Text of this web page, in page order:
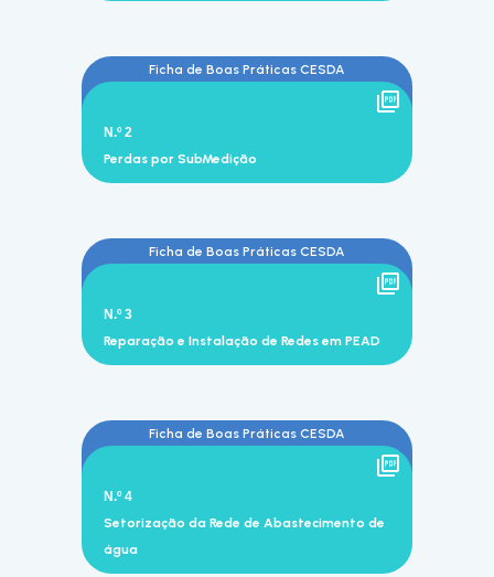
Ficha de Boas Práticas CESDA
N.º 2
Perdas por SubMedição
Ficha de Boas Práticas CESDA
N.º 3
Reparação e Instalação de Redes em PEAD
Ficha de Boas Práticas CESDA
N.º 4
Setorização da Rede de Abastecimento de
água